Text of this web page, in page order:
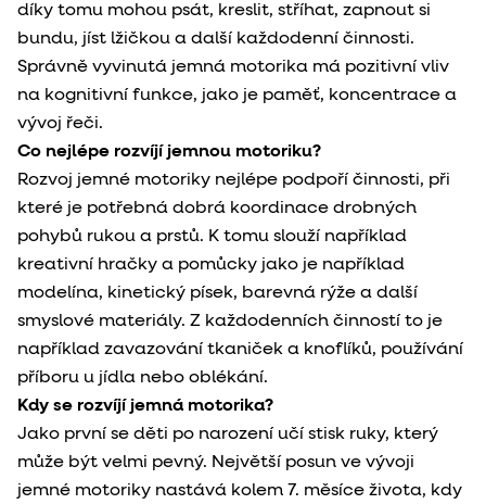
díky tomu mohou psát, kreslit, stříhat, zapnout si
bundu, jíst lžičkou a další každodenní činnosti.
Správně vyvinutá jemná motorika má pozitivní vliv
na kognitivní funkce, jako je paměť, koncentrace a
vývoj řeči.
Co nejlépe rozvíjí jemnou motoriku?
Rozvoj jemné motoriky nejlépe podpoří činnosti, při
které je potřebná dobrá koordinace drobných
pohybů rukou a prstů. K tomu slouží například
kreativní hračky a pomůcky jako je například
modelína, kinetický písek, barevná rýže a další
smyslové materiály. Z každodenních činností to je
například zavazování tkaniček a knoflíků, používání
příboru u jídla nebo oblékání.
Kdy se rozvíjí jemná motorika?
Jako první se děti po narození učí stisk ruky, který
může být velmi pevný. Největší posun ve vývoji
jemné motoriky nastává kolem 7. měsíce života, kdy